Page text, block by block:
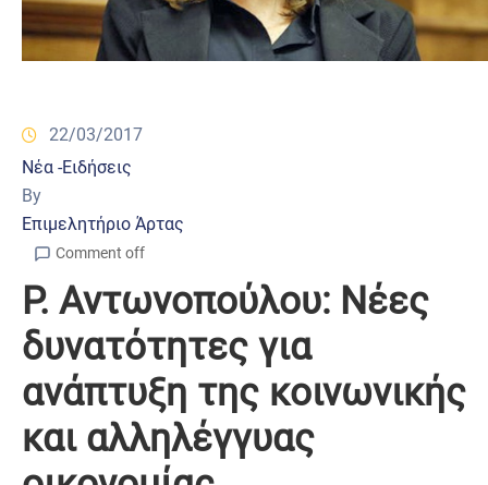
22/03/2017
Νέα -Ειδήσεις
By
Επιμελητήριο Άρτας
Comment off
Ρ. Αντωνοπούλου: Νέες
δυνατότητες για
ανάπτυξη της κοινωνικής
και αλληλέγγυας